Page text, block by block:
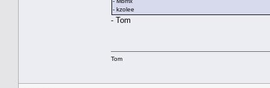
- kzolee
- Tom
Tom